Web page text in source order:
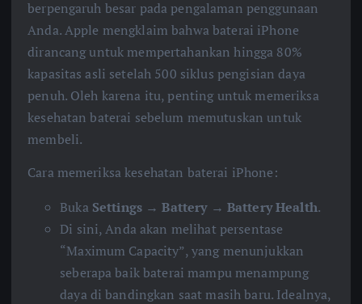
berpengaruh besar pada pengalaman penggunaan
Anda. Apple mengklaim bahwa baterai iPhone
dirancang untuk mempertahankan hingga 80%
kapasitas asli setelah 500 siklus pengisian daya
penuh. Oleh karena itu, penting untuk memeriksa
kesehatan baterai sebelum memutuskan untuk
membeli.
Cara memeriksa kesehatan baterai iPhone:
Buka Settings→Battery→ Battery Health.
Di sini, Anda akan melihat persentase
“Maximum Capacity”, yang menunjukkan
seberapa baik baterai mampu menampung
daya di bandingkan saat masih baru. Idealnya,